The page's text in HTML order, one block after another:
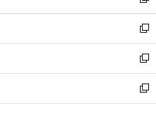
開
く
ウ
で
開
く
ン
ド
ウ
で
開
く
ウ
ィ
ン
ド
ウ
で
開
し
い
ウ
ィ
ン
ド
ウ
新
し
い
ウ
ィ
ン
新
し
い
ウ
新
し